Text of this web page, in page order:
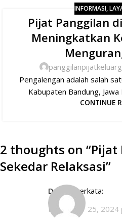
INFORMASI,
Pijat Panggilan
Meningkatkan
Pengalengan adalah salah
Kabupaten Bandung, Jawa
CONTINUE
2 thoughts on “Pijat
Sekedar Relaksasi”
Dadus
berkata:
November 25, 2024